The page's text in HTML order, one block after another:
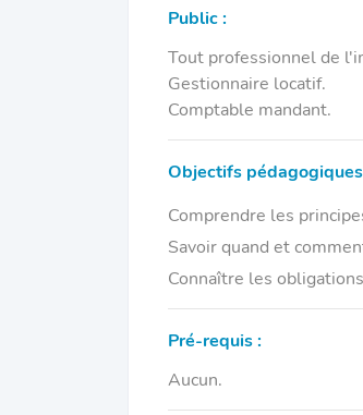
Public :
Tout professionnel de
Gestionnaire locatif.
Comptable mandant.
Objectifs
Comprendre les
Savoir quand et
Connaître les
Pré-requis :
Aucun.